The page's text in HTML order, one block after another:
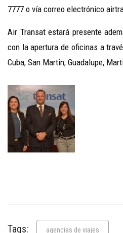
7777 o vía correo electrónico
Air Transat estará presente
con la apertura de oficinas a
Cuba, San Martin, Guadalupe,
Tags: agencias de viajes